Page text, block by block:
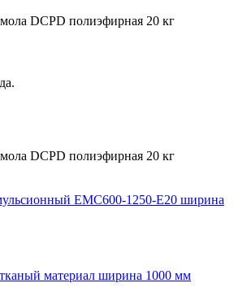
DCPD полиэфирная 20 кг
DCPD полиэфирная 20 кг
EMC600-1250-E20 ширина
материал ширина 1000 мм